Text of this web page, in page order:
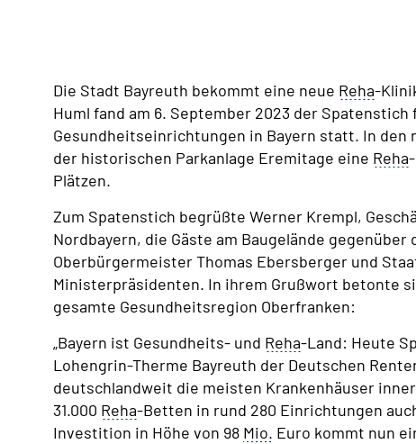
Die Stadt Bayreuth bekommt eine neue Reha-
Huml fand am 6. September 2023 der
Gesundheitseinrichtungen in Bayern statt. In
der historischen Parkanlage Eremitage eine Reha
Plätzen.
Zum Spatenstich begrüßte Werner Krempl,
Nordbayern, die Gäste am Baugelände
Oberbürgermeister Thomas Ebersberger und
Ministerpräsidenten. In ihrem Grußwort betonte
gesamte Gesundheitsregion Oberfranken:
„Bayern ist Gesundheits- und Reha-Land: Heute
Lohengrin-Therme Bayreuth der Deutschen
deutschlandweit die meisten Krankenhäuser
31.000 Reha-Betten in rund 280 Einrichtungen
Investition in Höhe von 98 Mio. Euro kommt nun